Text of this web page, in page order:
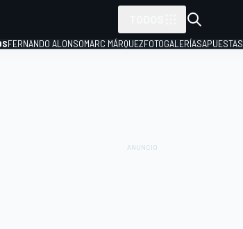
FERNANDO ALONSOMARC MÁRQUEZFOTOGALERÍASAPUESTAS